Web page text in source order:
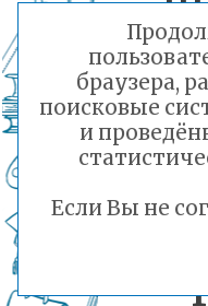
браузера,
поисковые
и
Если Вы не